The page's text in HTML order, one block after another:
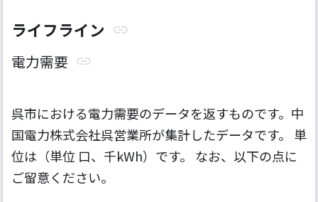
ライフライン
電力需要
呉市における電力需要のデータを返すものです。中
国電力株式会社呉営業所が集計したデータです。 単
位は（単位 口、千kWh）です。 なお、以下の点に
ご留意ください。